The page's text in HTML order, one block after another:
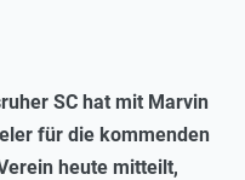
SC hat mit Marvin
für die kommenden
heute mitteilt,